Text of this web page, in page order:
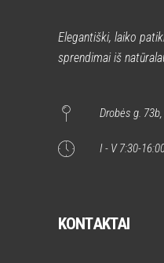
Elegantiški, laiko
sprendimai iš
Drobės g.
I - V 7:30-
KONTAKTAI